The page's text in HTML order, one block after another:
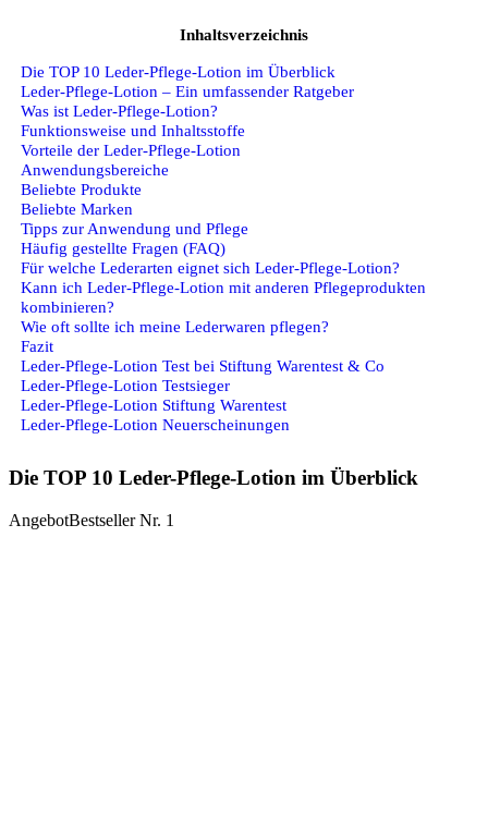
Inhaltsverzeichnis
Die TOP 10 Leder-Pflege-Lotion im Überblick
Leder-Pflege-Lotion – Ein umfassender Ratgeber
Was ist Leder-Pflege-Lotion?
Funktionsweise und Inhaltsstoffe
Vorteile der Leder-Pflege-Lotion
Anwendungsbereiche
Beliebte Produkte
Beliebte Marken
Tipps zur Anwendung und Pflege
Häufig gestellte Fragen (FAQ)
Für welche Lederarten eignet sich Leder-Pflege-Lotion?
Kann ich Leder-Pflege-Lotion mit anderen Pflegeprodukten
kombinieren?
Wie oft sollte ich meine Lederwaren pflegen?
Fazit
Leder-Pflege-Lotion Test bei Stiftung Warentest & Co
Leder-Pflege-Lotion Testsieger
Leder-Pflege-Lotion Stiftung Warentest
Leder-Pflege-Lotion Neuerscheinungen
Die TOP 10 Leder-Pflege-Lotion im Überblick
AngebotBestseller Nr. 1